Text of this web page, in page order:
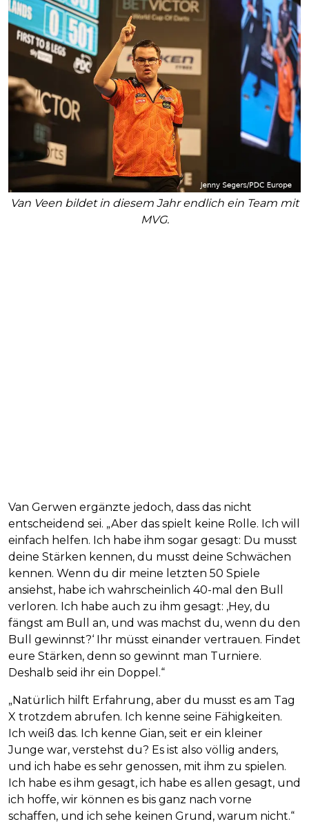
Van Veen bildet in diesem Jahr endlich ein Team mit
MVG.
Van Gerwen ergänzte jedoch, dass das nicht
entscheidend sei. „Aber das spielt keine Rolle. Ich will
einfach helfen. Ich habe ihm sogar gesagt: Du musst
deine Stärken kennen, du musst deine Schwächen
kennen. Wenn du dir meine letzten 50 Spiele
ansiehst, habe ich wahrscheinlich 40-mal den Bull
verloren. Ich habe auch zu ihm gesagt: ‚Hey, du
fängst am Bull an, und was machst du, wenn du den
Bull gewinnst?‘ Ihr müsst einander vertrauen. Findet
eure Stärken, denn so gewinnt man Turniere.
Deshalb seid ihr ein Doppel.“
„Natürlich hilft Erfahrung, aber du musst es am Tag
X trotzdem abrufen. Ich kenne seine Fähigkeiten.
Ich weiß das. Ich kenne Gian, seit er ein kleiner
Junge war, verstehst du? Es ist also völlig anders,
und ich habe es sehr genossen, mit ihm zu spielen.
Ich habe es ihm gesagt, ich habe es allen gesagt, und
ich hoffe, wir können es bis ganz nach vorne
schaffen, und ich sehe keinen Grund, warum nicht.“